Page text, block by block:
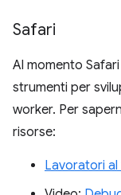
Safari
Al momento
strumenti per
worker. Per
risorse:
Lavoratori